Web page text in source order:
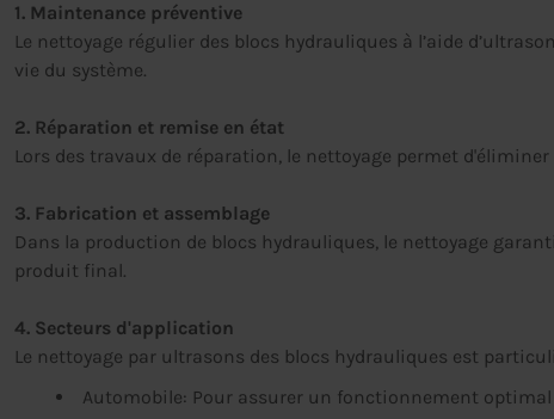
1. Maintenance préventive
Le nettoyage régulier des blocs hydrauliques à l’aide
vie du système.
2. Réparation et remise en état
Lors des travaux de réparation, le nettoyage permet
3. Fabrication et assemblage
Dans la production de blocs hydrauliques, le nettoyage
produit final.
4. Secteurs d'application
Le nettoyage par ultrasons des blocs hydrauliques est
Automobile: Pour assurer un fonctionnement